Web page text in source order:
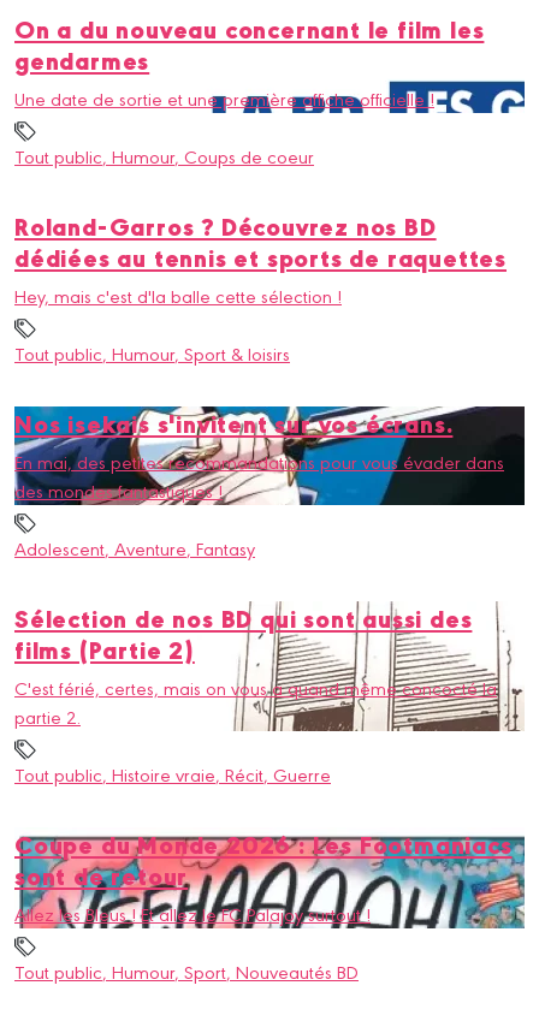
On a du nouveau concernant le film les
gendarmes
Une date de sortie et une première affiche officielle !
Tout public, Humour, Coups de coeur
Roland-Garros ? Découvrez nos BD
dédiées au tennis et sports de raquettes
Hey, mais c'est d'la balle cette sélection !
Tout public, Humour, Sport & loisirs
Nos isekais s'invitent sur vos écrans.
En mai, des petites recommandations pour vous évader dans
des mondes fantastiques !
Adolescent, Aventure, Fantasy
Sélection de nos BD qui sont aussi des
films (Partie 2)
C'est férié, certes, mais on vous a quand même concocté la
partie 2.
Tout public, Histoire vraie, Récit, Guerre
Coupe du Monde 2026 : Les Footmaniacs
sont de retour
Allez les Bleus ! Et allez le FC Palajoy surtout !
Tout public, Humour, Sport, Nouveautés BD